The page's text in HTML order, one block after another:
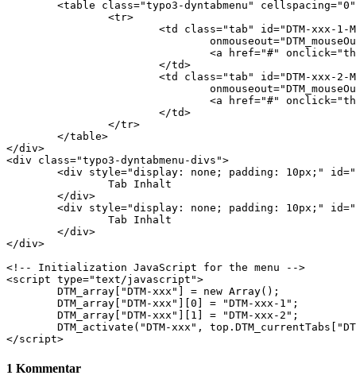
</div>
<div class="typo3-dyntabmenu-divs">
</div>
<!-- Initialization JavaScript for the menu -->
<script type="text/javascript">
</script>
1 Kommentar